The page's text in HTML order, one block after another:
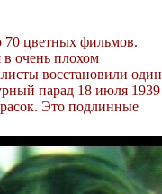
70 цветных фильмов.
в очень плохом
восстановили один
парад 18 июля 1939
Это подлинные